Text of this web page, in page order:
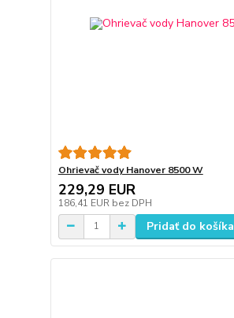
Ohrievač vody Hanover 8500 W
229,29 EUR
186,41 EUR bez DPH
Pridať do košíka